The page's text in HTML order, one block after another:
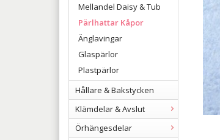
Mellandel Daisy & Tub
Pärlhattar Kåpor
Änglavingar
Glaspärlor
Plastpärlor
Hållare & Bakstycken
Klämdelar & Avslut
Örhängesdelar